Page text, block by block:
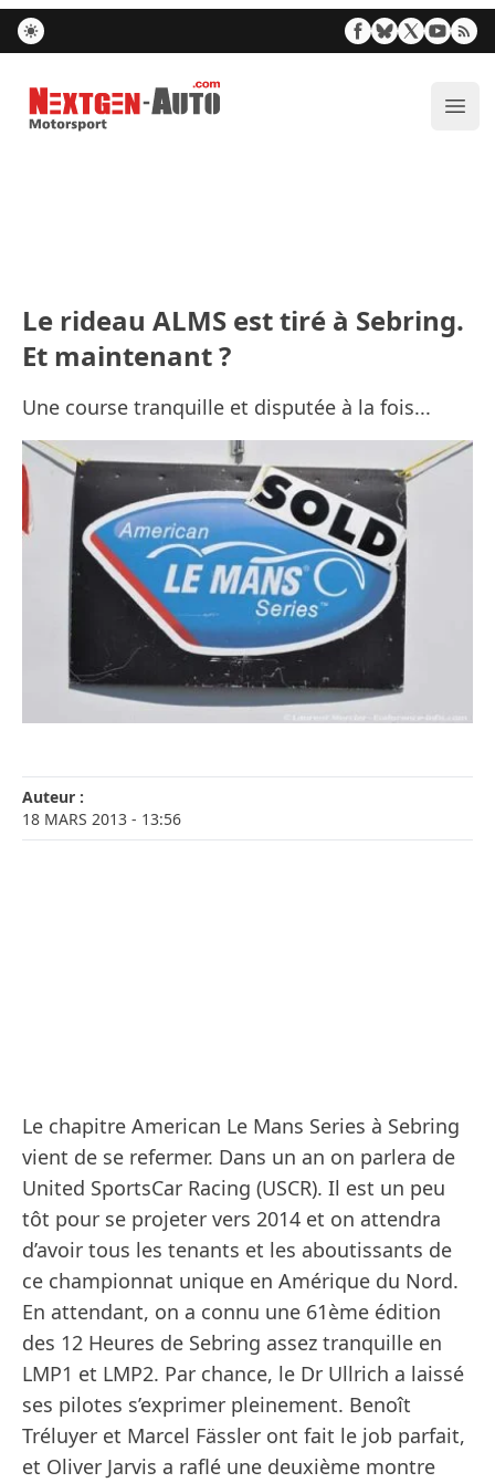
Nextgen-Auto.com
Le rideau ALMS est tiré à Sebring.
Et maintenant ?
Une course tranquille et disputée à la fois...
Auteur :
18 MARS 2013 - 13:56
Le chapitre American Le Mans Series à Sebring
vient de se refermer. Dans un an on parlera de
United SportsCar Racing (USCR). Il est un peu
tôt pour se projeter vers 2014 et on attendra
d’avoir tous les tenants et les aboutissants de
ce championnat unique en Amérique du Nord.
En attendant, on a connu une 61ème édition
des 12 Heures de Sebring assez tranquille en
LMP1 et LMP2. Par chance, le Dr Ullrich a laissé
ses pilotes s’exprimer pleinement. Benoît
Tréluyer et Marcel Fässler ont fait le job parfait,
et Oliver Jarvis a raflé une deuxième montre